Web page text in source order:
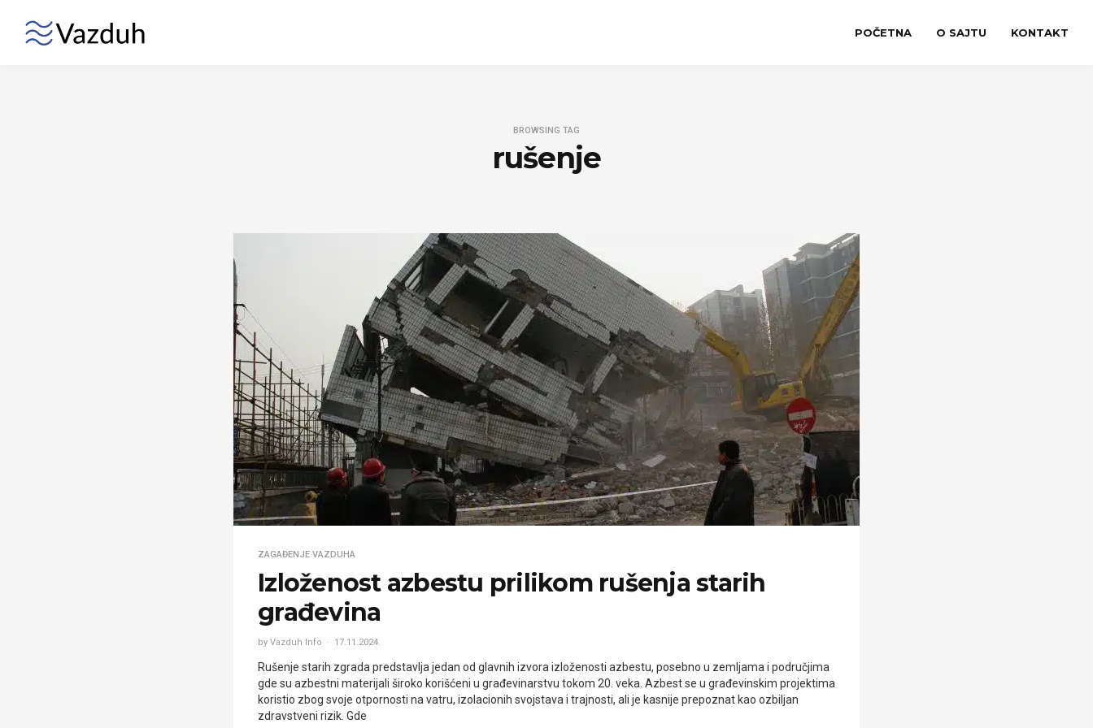
POČETNA O SAJTU KONTAKT
BROWSING TAG
rušenje
ZAGAĐENJE VAZDUHA
Izloženost azbestu prilikom rušenja starih
građevina
by Vazduh Info 17.11.2024.
Rušenje starih zgrada predstavlja jedan od glavnih izvora izloženosti azbestu, posebno u zemljama i područjima
gde su azbestni materijali široko korišćeni u građevinarstvu tokom 20. veka. Azbest se u građevinskim projektima
koristio zbog svoje otpornosti na vatru, izolacionih svojstava i trajnosti, ali je kasnije prepoznat kao ozbiljan
zdravstveni rizik. Gde